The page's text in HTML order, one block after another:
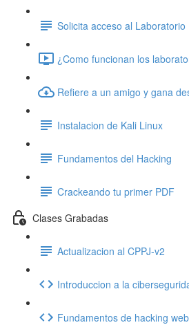
Solicita acceso al Laboratorio
¿Como funcionan los
Refiere a un amigo y gana
Instalacion de Kali Linux
Fundamentos del Hacking
Crackeando tu primer PDF
Clases Grabadas
Actualizacion al CPPJ-v2
Introduccion a la
Fundamentos de hacking web